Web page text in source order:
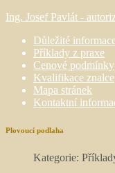
Ing. Josef Pavlát -
Důležité
Příklady z praxe
Cenové podmínky
Kvalifikace znalce
Mapa stránek
Kontaktní
Plovoucí podlaha
Kategorie: